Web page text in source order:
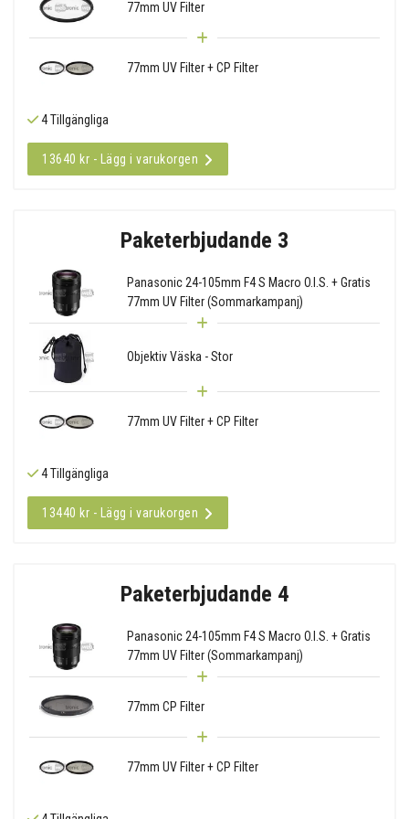
77mm UV Filter
77mm UV Filter + CP Filter
4 Tillgängliga
13640 kr - Lägg i varukorgen
Paketerbjudande 3
Panasonic 24-105mm F4 S Macro O.I.S. + Gratis
77mm UV Filter (Sommarkampanj)
Objektiv Väska - Stor
77mm UV Filter + CP Filter
4 Tillgängliga
13440 kr - Lägg i varukorgen
Paketerbjudande 4
Panasonic 24-105mm F4 S Macro O.I.S. + Gratis
77mm UV Filter (Sommarkampanj)
77mm CP Filter
77mm UV Filter + CP Filter